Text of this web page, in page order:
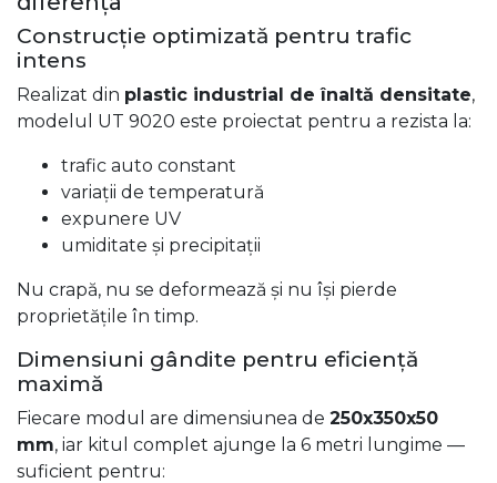
Construcție optimizată pentru trafic
intens
Realizat din plastic industrial de înaltă densitate,
modelul UT 9020 este proiectat pentru a rezista la:
trafic auto constant
variații de temperatură
expunere UV
umiditate și precipitații
Nu crapă, nu se deformează și nu își pierde
proprietățile în timp.
Dimensiuni gândite pentru eficiență
maximă
Fiecare modul are dimensiunea de 250x350x50
mm, iar kitul complet ajunge la 6 metri lungime —
suficient pentru: